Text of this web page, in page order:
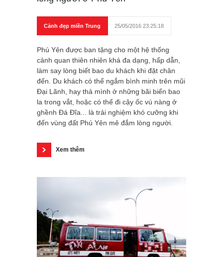
Cảnh đẹp miền Trung 25/05/2016 23:25:18
Phú Yên được ban tặng cho một hệ thống
cảnh quan thiên nhiên khá đa dạng, hấp dẫn,
làm say lòng biết bao du khách khi đặt chân
đến. Du khách có thể ngắm bình minh trên mũi
Đại Lãnh, hay thả mình ở những bãi biển bao
la trong vắt, hoặc có thể đi cậy ốc vú nàng ở
ghềnh Đá Đĩa... là trải nghiệm khó cưỡng khi
đến vùng đất Phú Yên mê đắm lòng người.
Xem thêm